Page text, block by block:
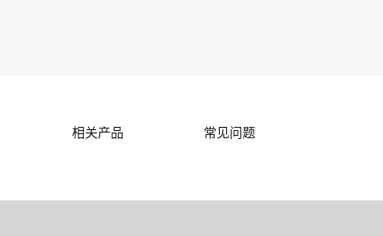
相关产品 常见问题